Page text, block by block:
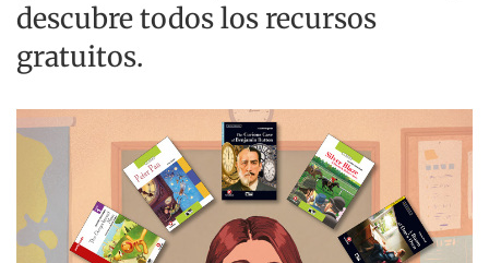
descubre todos los recursos
gratuitos.